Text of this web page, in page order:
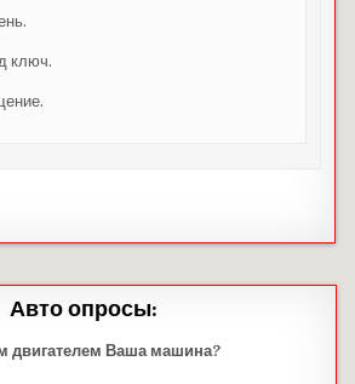
ключ.
Авто опросы:
двигателем Ваша машина?